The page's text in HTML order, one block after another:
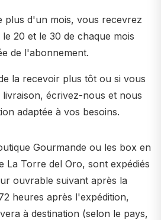
plus d'un mois, vous recevrez
20 et le 30 de chaque mois
de l'abonnement.
la recevoir plus tôt ou si vous
écrivez-nous et nous
adaptée à vos besoins.
Gourmande ou les box en
La Torre del Oro, sont expédiés
ouvrable suivant après la
heures après l'expédition,
à destination (selon le pays,